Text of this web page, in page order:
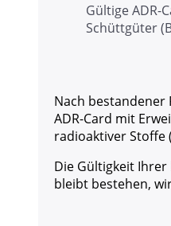
Gültige ADR-
Schüttgüter
Nach bestandener
ADR-Card mit
radioaktiver Stoffe
Die Gültigkeit Ihrer
bleibt bestehen,